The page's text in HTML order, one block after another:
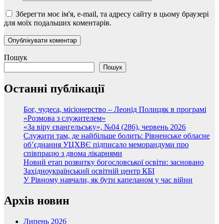
Зберегти моє ім'я, e-mail, та адресу сайту в цьому браузері
для моїх подальших коментарів.
Пошук
Пошук
Останні публікації
Бог, чудеса, місіонерство – Леонід Полицяк в програмі
«Розмова з служителем»
«За віру євангельську», №04 (286), червень 2026
Служити там, де найбільше болить: Рівненське обласне
об’єднання УЦХВЄ підписало меморандуми про
співпрацю з двома лікарнями
Новий етап розвитку богословської освіти: засновано
Західноукраїнський освітній центр КБІ
У Рівному навчали, як бути капеланом у час війни
Архів новин
Липень 2026